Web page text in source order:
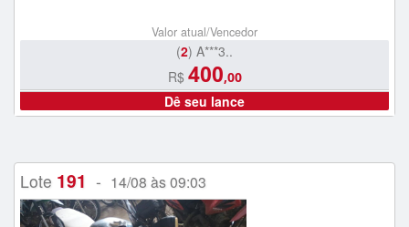
Valor atual/Vencedor
(2) A***3..
R$ 400,00
Dê seu lance
Lote 191 - 14/08 às 09:03